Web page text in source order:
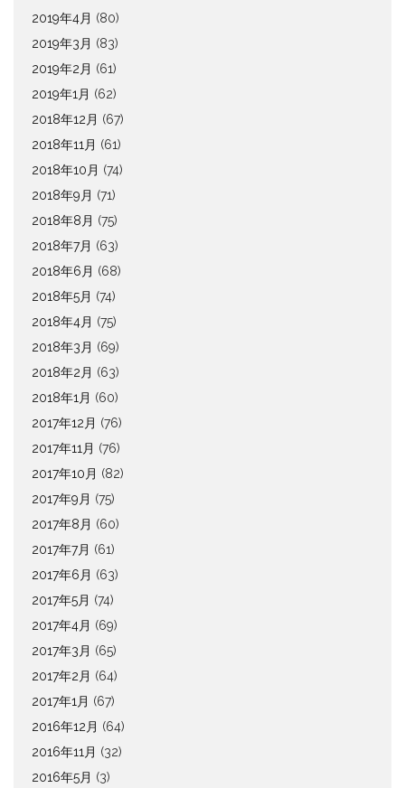
2019年4月 (80)
2019年3月 (83)
2019年2月 (61)
2019年1月 (62)
2018年12月 (67)
2018年11月 (61)
2018年10月 (74)
2018年9月 (71)
2018年8月 (75)
2018年7月 (63)
2018年6月 (68)
2018年5月 (74)
2018年4月 (75)
2018年3月 (69)
2018年2月 (63)
2018年1月 (60)
2017年12月 (76)
2017年11月 (76)
2017年10月 (82)
2017年9月 (75)
2017年8月 (60)
2017年7月 (61)
2017年6月 (63)
2017年5月 (74)
2017年4月 (69)
2017年3月 (65)
2017年2月 (64)
2017年1月 (67)
2016年12月 (64)
2016年11月 (32)
2016年5月 (3)